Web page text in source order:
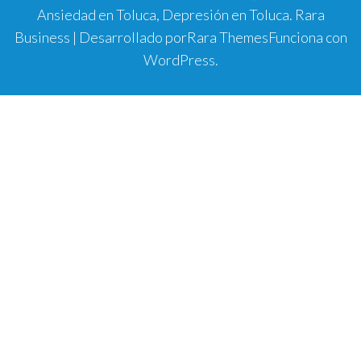
Ansiedad en Toluca, Depresión en Toluca. Rara
Business | Desarrollado porRara ThemesFunciona con
WordPress.